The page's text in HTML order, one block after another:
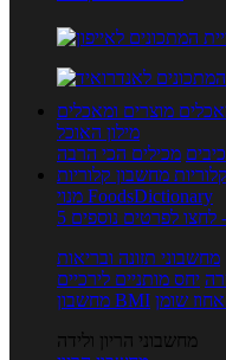
מוצרים ומאכלים
מילון האוכל
מכילים הכי הרבה
מחשבון קלוריות
מנוי FoodsDictionary
- לחצו לפרטים נוספים
מחשבוני תזונה ובריאות
יחס מותניים לירכיים
מחשבון BMI שומן
מחשבוני הריון ולידה